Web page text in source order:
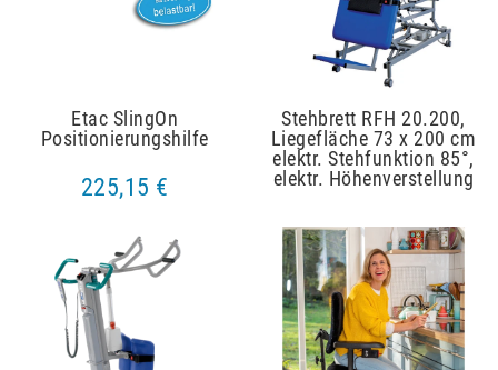
Etac SlingOn
Positionierungshilfe
225,15 €
Stehbrett RFH 20.200,
Liegefläche 73 x 200 cm
elektr. Stehfunktion 85°,
elektr. Höhenverstellung